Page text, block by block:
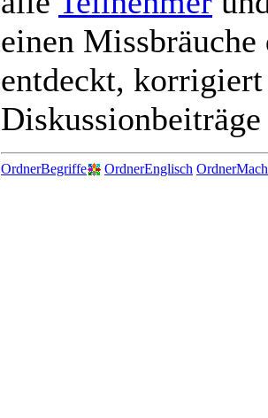
einen
entdeckt,
OrdnerBegriffe OrdnerEnglisch